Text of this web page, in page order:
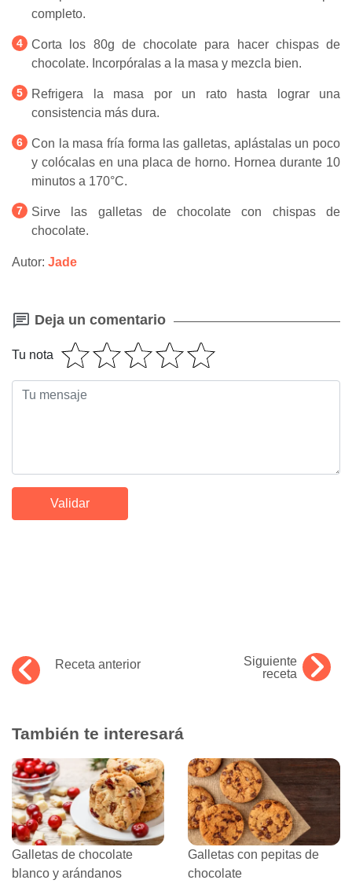
completo.
Corta los 80g de chocolate para hacer chispas de
chocolate. Incorpóralas a la masa y mezcla bien.
Refrigera la masa por un rato hasta lograr una
consistencia más dura.
Con la masa fría forma las galletas, aplástalas un poco
y colócalas en una placa de horno. Hornea durante 10
minutos a 170°C.
Sirve las galletas de chocolate con chispas de
chocolate.
Autor: Jade
Deja un comentario
Tu nota
Receta anterior
Siguiente
receta
También te interesará
Galletas de chocolate
blanco y arándanos
Galletas con pepitas de
chocolate